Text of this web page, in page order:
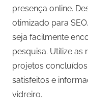
presença online.
otimizado para
seja facilmente
pesquisa. Utilize
projetos
satisfeitos e
vidreiro.